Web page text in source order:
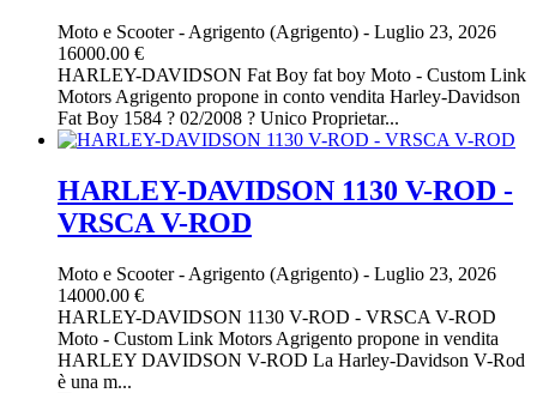
Moto e Scooter- Agrigento (Agrigento) - Luglio 23, 2026
16000.00 €
HARLEY-DAVIDSON Fat Boy fat boy Moto - Custom Link
Motors Agrigento propone in conto vendita Harley-Davidson
Fat Boy 1584 ? 02/2008 ? Unico Proprietar...
HARLEY-DAVIDSON 1130 V-ROD -
VRSCA V-ROD
Moto e Scooter- Agrigento (Agrigento) - Luglio 23, 2026
14000.00 €
HARLEY-DAVIDSON 1130 V-ROD - VRSCA V-ROD
Moto - Custom Link Motors Agrigento propone in vendita
HARLEY DAVIDSON V-ROD La Harley-Davidson V-Rod
è una m...